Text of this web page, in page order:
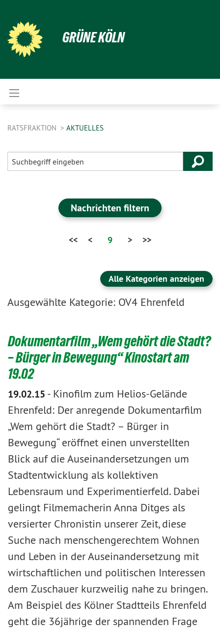
GRÜNE KÖLN
RATSFRAKTION AKTUELLES
Nachrichten filtern
<< < 9 > >>
Alle Kategorien anzeigen
Ausgewählte Kategorie: OV4 Ehrenfeld
Dokumentarfilm „Wem gehört die Stadt?
– Bürger in Bewegung“ Kinostart am
19.02
19.02.15 - Kinofilm zum Helios-Gelände
Ehrenfeld: Der anregende Dokumentarfilm
„Wem gehört die Stadt? – Bürger in
Bewegung“ eröffnet einen unverstellten
Blick auf die Auseinandersetzungen um
Stadtentwicklung als kollektiven
Lebensraum und Experimentierfeld. Dabei
gelingt Filmemacherin Anna Ditges als
versierter Chronistin unserer Zeit, diese
Suche nach menschengerechtem Wohnen
und Leben in der Auseinandersetzung mit
wirtschaftlichen und politischen Interessen
dem Zuschauer kurzweilig nahe zu bringen.
Am Beispiel des Kölner Stadtteils Ehrenfeld
geht die 36jährige der spannenden Frage